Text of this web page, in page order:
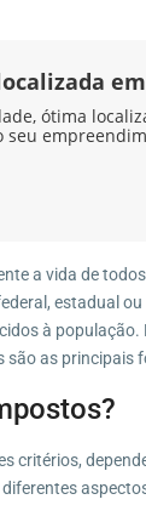
ótima
a vida de
estadual
à
são as principais
critérios,